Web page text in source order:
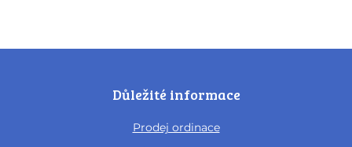
Důležité informace
Prodej ordinace